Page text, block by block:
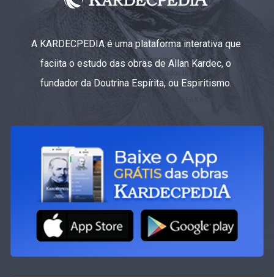
A KARDECPEDIA é uma plataforma interativa que
faciita o estudo das obras de Allan Kardec, o
fundador da Doutrina Espírita, ou Espiritismo.